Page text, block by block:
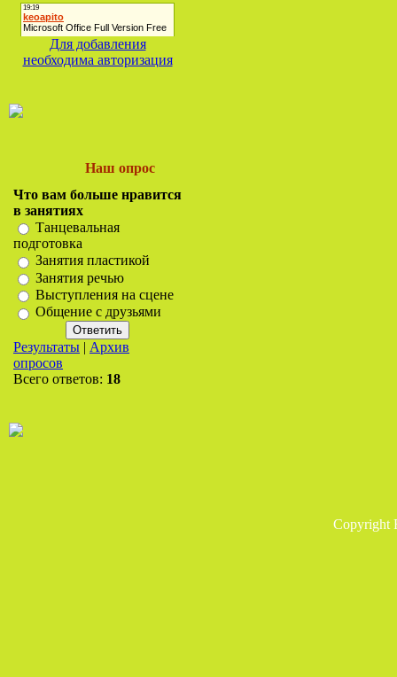
Для добавления
необходима авторизация
Наш опрос
Что вам больше нравится
в занятиях
Танцевальная
подготовка
Занятия пластикой
Занятия речью
Выступления на сцене
Общение с друзьями
Результаты | Архив
опросов
Всего ответов: 18
Copyright